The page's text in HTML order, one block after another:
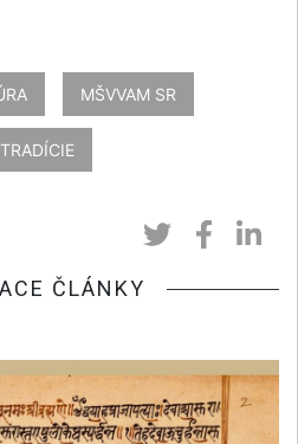
MŠVVAM SR
TRADÍCIE
ČLÁNKY